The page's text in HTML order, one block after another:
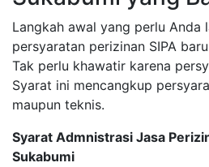
Langkah awal yang perlu Anda
persyaratan perizinan SIPA
Tak perlu khawatir karena
Syarat ini mencangkup
maupun teknis.
Syarat Admnistrasi Jasa
Sukabumi